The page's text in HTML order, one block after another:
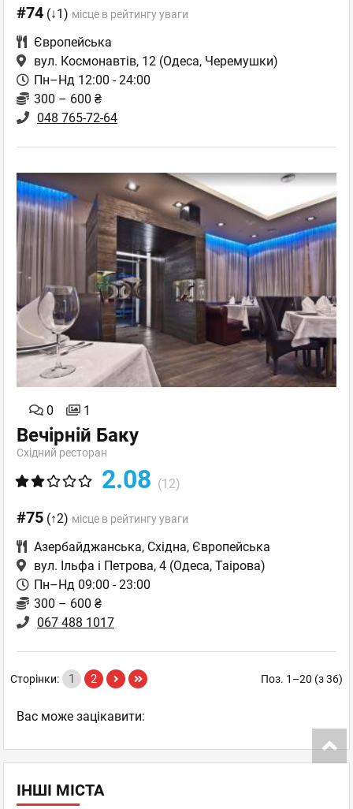
#74 (↓1) місце в рейтингу уваги
Європейська
вул. Космонавтів, 12 (Одеса, Черемушки)
Пн–Нд 12:00 - 24:00
300 – 600 ₴
048 765-72-64
0 1
Вечірній Баку
Східний ресторан
2.08 (12)
#75 (↑2) місце в рейтингу уваги
Азербайджанська, Східна, Європейська
вул. Ільфа і Петрова, 4 (Одеса, Таірова)
Пн–Нд 09:00 - 23:00
300 – 600 ₴
067 488 1017
Поз. 1–20 (з 36)
Сторінки: 1 2
Вас може зацікавити:
ІНШІ МІСТА